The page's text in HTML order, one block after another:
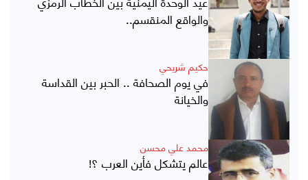
والواقع المنقسم..
حكيم شريحي
في يوم الصحافة .. الحبر بين القداسة
والخيانة
محمد علي محسن
عالم يتشكل فأين العرب ؟!